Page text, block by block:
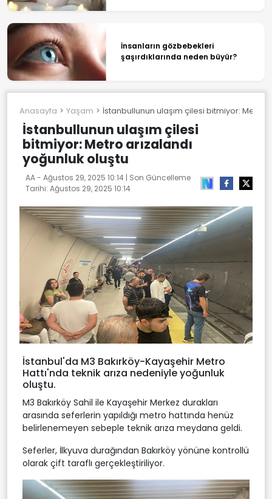
İnsanların gözbebekleri
şaşırdıklarında neden büyür?
Anasayfa Yaşam İstanbullunun ulaşım çilesi bitmiyor: Metro
İstanbullunun ulaşım çilesi
bitmiyor: Metro arızalandı
yoğunluk oluştu
AA - Ağustos 29, 2025 10:14 | Son Güncelleme
Tarihi: Ağustos 29, 2025 10:14
İstanbul'da M3 Bakırköy-Kayaşehir Metro
Hattı'nda teknik arıza nedeniyle yoğunluk
oluştu.
M3 Bakırköy Sahil ile Kayaşehir Merkez durakları
arasında seferlerin yapıldığı metro hattında henüz
belirlenemeyen sebeple teknik arıza meydana geldi.
Seferler, İlkyuva durağından Bakırköy yönüne kontrollü
olarak çift taraflı gerçekleştiriliyor.